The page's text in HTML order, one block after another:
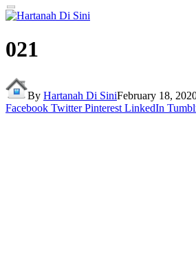
021
By Hartanah Di SiniFebruary 18,
Facebook Twitter Pinterest LinkedIn